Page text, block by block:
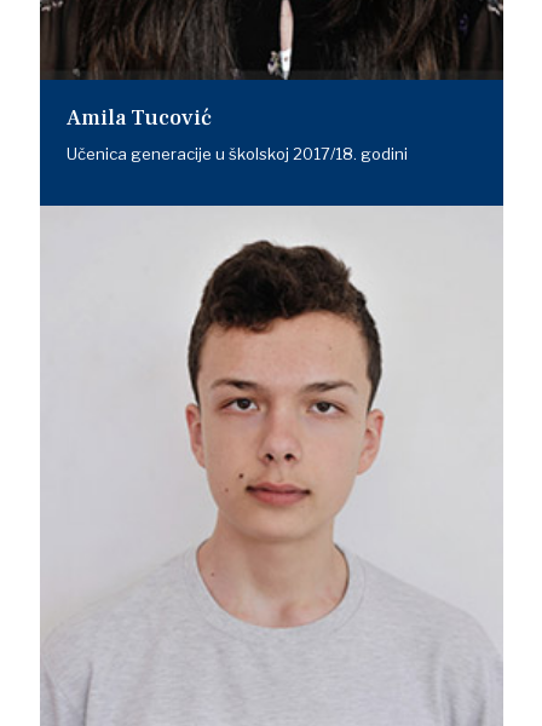
Amila Tucović
Učenica generacije u školskoj 2017/18. godini